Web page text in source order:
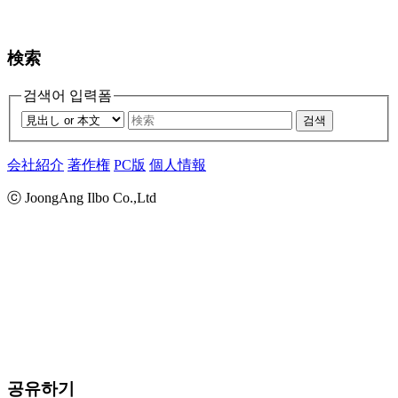
検索
검색어 입력폼
검색
会社紹介 著作権 PC版 個人情報
ⓒ JoongAng Ilbo Co.,Ltd
공유하기